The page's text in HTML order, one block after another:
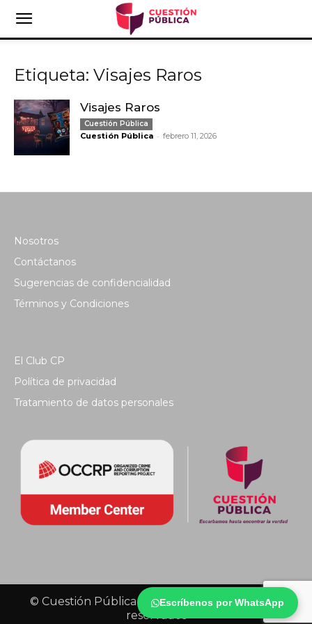
Escríbenos por WhatsApp
Etiqueta: Visajes Raros
Visajes Raros
Cuestión Pública
Cuestión Pública - febrero 11, 2026
Nosotros
Contáctanos
Sugerencias de confidencialidad
Términos y Condiciones
El Club CP
Política de privacidad
Tratamiento de datos personales
© Cuestión Pública 2018 - Todos los derechos
reservados